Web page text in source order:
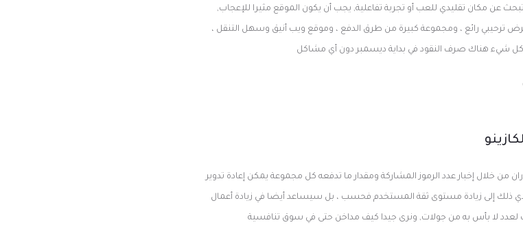
عن مكان تقليدي للعب أو تجربة تفاعلية, يجب أن يكون الموقع مثيرا للإعجاب,
ترحيبي رائع ، ومجموعة كبيرة من طرق الدفع ، وموقع ويب أنيق وسهل التنقل ،
كل شيء هناك صرف النقود في بداية ديسمبر دون أي مشاكل
من خلال إخبار عدد الرموز المشاركة ومقدار ما تدفعه كل مجموعة يمكن إعادة تدوير
ذلك إلى زيادة مستوى ثقة المستخدم فحسب ، بل سيساعد أيضا في زيادة أعمال
لعدد لا بأس به من جولات, ونرى جيدا كيف مداخن حتى في سوق تنافسية